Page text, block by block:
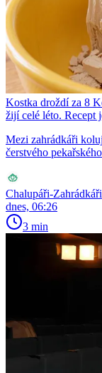
Kostka droždí za 8
žijí celé léto. Recept
Mezi zahrádkáři
čerstvého
Chalupáři-Zahrádkáři
dnes, 06:26
3 min